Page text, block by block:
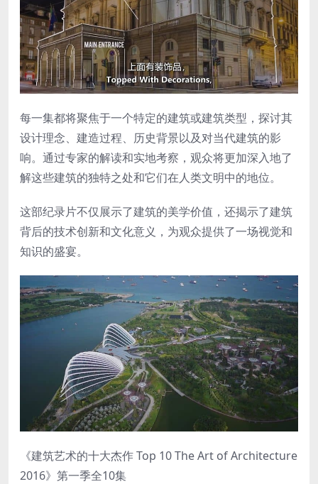
每一集都将聚焦于一个特定的建筑或建筑类型，探讨其
设计理念、建造过程、历史背景以及对当代建筑的影
响。通过专家的解读和实地考察，观众将更加深入地了
解这些建筑的独特之处和它们在人类文明中的地位。
这部纪录片不仅展示了建筑的美学价值，还揭示了建筑
背后的技术创新和文化意义，为观众提供了一场视觉和
知识的盛宴。
《建筑艺术的十大杰作 Top 10 The Art of Architecture
2016》第一季全10集